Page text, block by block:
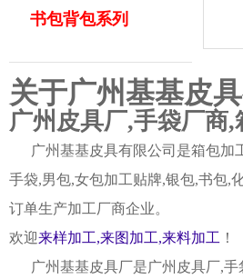
书包背包系列
关于广州基基皮
广州皮具厂,手袋厂商
广州基基皮具有限公司是箱包加
手袋,男包,女包加工贴牌,银包,书包,
订单生产加工厂商企业。
欢迎来样加工,来图加工,来料加工 ！
广州基基皮具厂是广州皮具厂,手